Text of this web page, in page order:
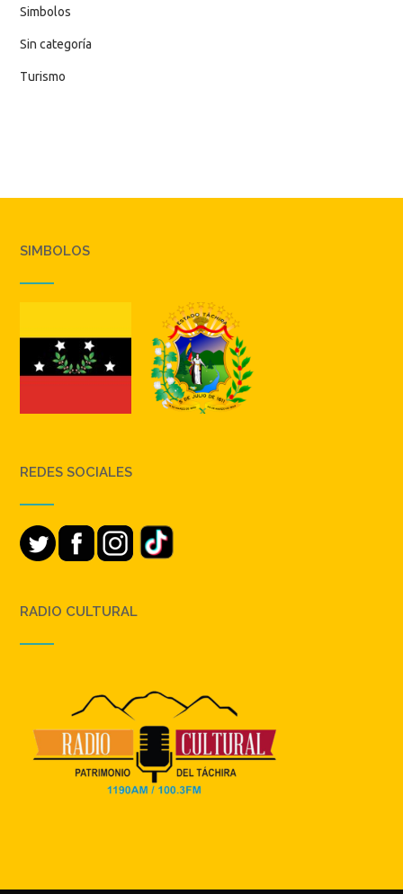
Simbolos
Sin categoría
Turismo
SIMBOLOS
REDES SOCIALES
RADIO CULTURAL